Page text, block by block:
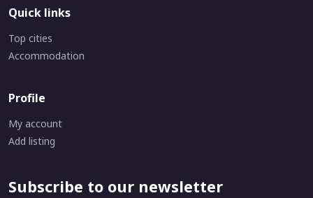
Quick links
Top cities
Accommodation
Profile
My account
Add listing
Subscribe to our newsletter